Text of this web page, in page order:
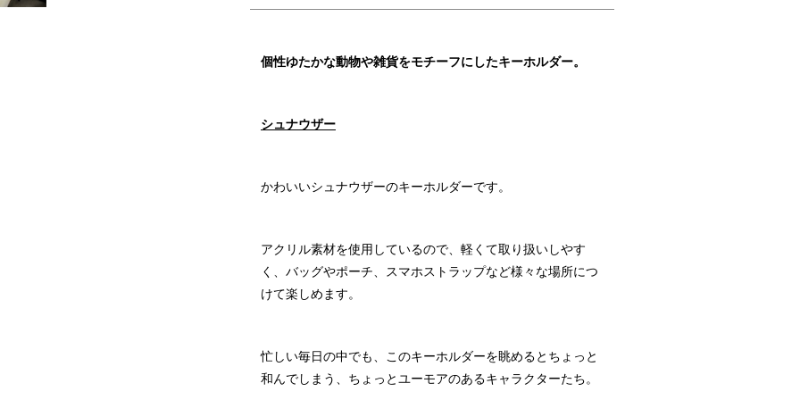
る個性ゆたかな動物や雑貨をモチーフにしたキーホルダー。
シュナウザー
かわいいシュナウザーのキーホルダーです。
アクリル素材を使用しているので、軽くて取り扱いしやす
く、バッグやポーチ、スマホストラップなど様々な場所につ
けて楽しめます。
忙しい毎日の中でも、このキーホルダーを眺めるとちょっと
和んでしまう、ちょっとユーモアのあるキャラクターたち。